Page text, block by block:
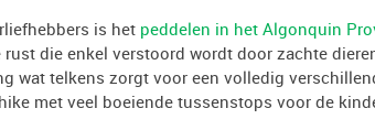
is het peddelen in het Algonquin
die enkel verstoord wordt door zachte
wat telkens zorgt voor een volledig
met veel boeiende tussenstops voor de